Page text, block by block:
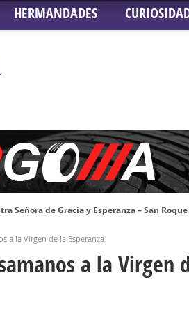
HERMANDADES
Señora de Gracia y Esperanza – San Roque
ante el paso de Nuestra Señora de la
de Sevilla
honor de María Santísima en su Soledad –
a la Virgen de la Esperanza
a la Virgen